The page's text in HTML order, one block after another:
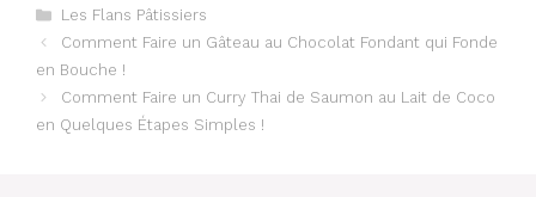
Catégories
Les Flans Pâtissiers
Comment Faire un Gâteau au Chocolat Fondant qui Fonde
en Bouche !
Comment Faire un Curry Thai de Saumon au Lait de Coco
en Quelques Étapes Simples !